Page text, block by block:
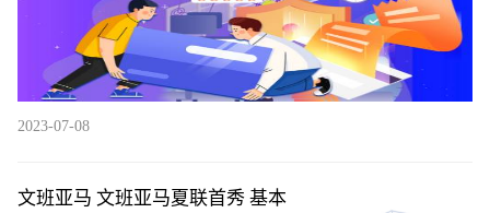
2023-07-08
文班亚马 文班亚马夏联首秀 基本